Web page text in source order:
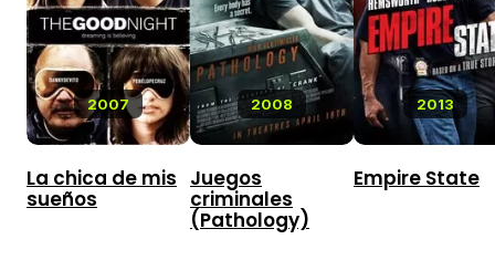
2007
La chica de mis
sueños
2008
Juegos
criminales
(Pathology)
2013
Empire State